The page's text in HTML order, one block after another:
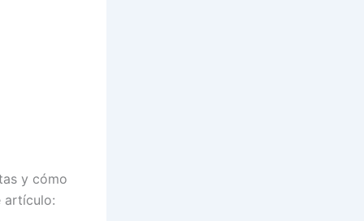
y cómo
artículo: